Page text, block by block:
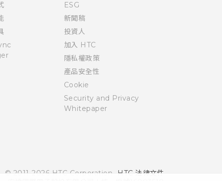
ESG
新聞稿
投資人
加入 HTC
隱私權政策
產品安全性
Cookie
Security and Privacy
Whitepaper
© 2011-2026 HTC Corporation
HTC 法律文件